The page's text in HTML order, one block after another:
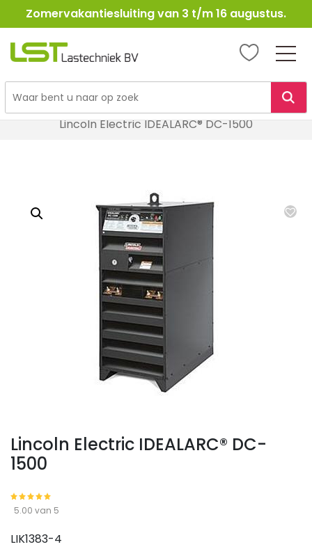
Ga
naar
Zomervakantiesluiting van 3 t/m 16 augustus.
LST
Lasapparatuur
Lincoln Electric IDEALARC® DC-1500
Lincoln Electric IDEALARC® DC-
1500
5.00 van 5
LIK1383-4